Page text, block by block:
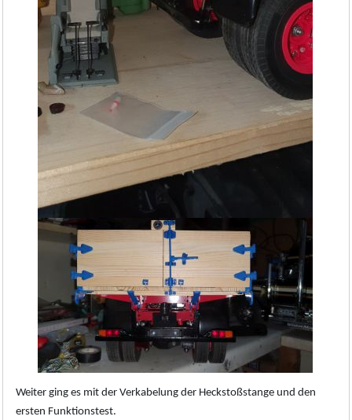
Weiter ging es mit der Verkabelung der Heckstoßstange und den
ersten Funktionstest.